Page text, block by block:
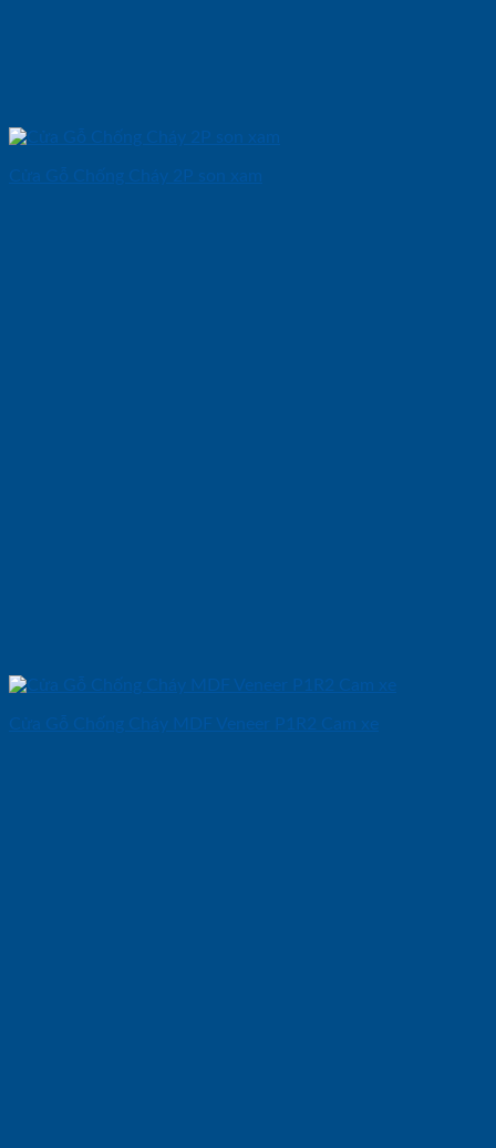
Cửa Gỗ Chống Cháy 2P son xam
Cửa Gỗ Chống Cháy MDF Veneer P1R2 Cam xe